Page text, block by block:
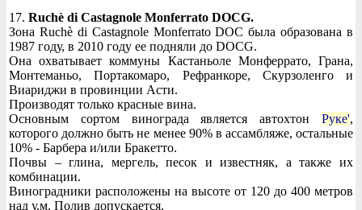
17. Ruchè di Castagnole Monferrato DOCG.
Зона Ruchè di Castagnole Monferrato DOC была образована в
1987 году, в 2010 году ее подняли до DOCG.
Она охватывает коммуны Кастаньоле Монферрато, Грана,
Монтеманьо, Портакомаро, Рефранкоре, Скурзоленго и
Виариджи в провинции Асти.
Производят только красные вина.
Основным сортом винограда является автохтон Руке',
которого должно быть не менее 90% в ассамбляже, остальные
10% - Барбера и/или Бракетто.
Почвы – глина, мергель, песок и известняк, а также их
комбинации.
Виноградники расположены на высоте от 120 до 400 метров
над у.м. Полив допускается.